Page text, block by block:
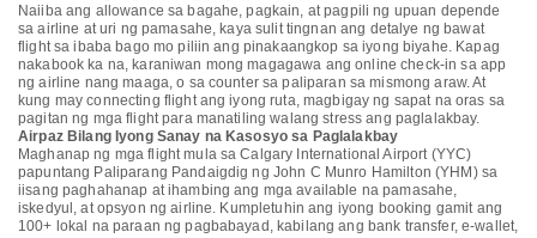
Naiiba ang allowance sa bagahe, pagkain, at pagpili ng upuan depende
sa airline at uri ng pamasahe, kaya sulit tingnan ang detalye ng bawat
flight sa ibaba bago mo piliin ang pinakaangkop sa iyong biyahe. Kapag
nakabook ka na, karaniwan mong magagawa ang online check-in sa app
ng airline nang maaga, o sa counter sa paliparan sa mismong araw. At
kung may connecting flight ang iyong ruta, magbigay ng sapat na oras sa
pagitan ng mga flight para manatiling walang stress ang paglalakbay.
Airpaz Bilang Iyong Sanay na Kasosyo sa Paglalakbay
Maghanap ng mga flight mula sa Calgary International Airport (YYC)
papuntang Paliparang Pandaigdig ng John C Munro Hamilton (YHM) sa
iisang paghahanap at ihambing ang mga available na pamasahe,
iskedyul, at opsyon ng airline. Kumpletuhin ang iyong booking gamit ang
100+ lokal na paraan ng pagbabayad, kabilang ang bank transfer, e-wallet,